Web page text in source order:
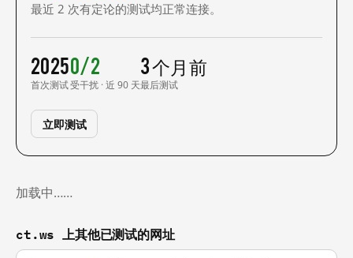
最近 2 次有定论的测试均正常连接。
2025
首次测试
0/2
受干扰 · 近 90 天
3 个月前
最后测试
立即测试
加载中……
ct.ws 上其他已测试的网址